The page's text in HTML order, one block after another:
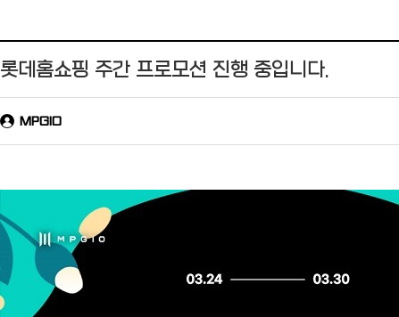
롯데홈쇼핑 주간 프로모션 진행 중입니다.
MPGIO